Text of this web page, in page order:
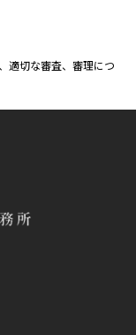
適切な審査、審理につ